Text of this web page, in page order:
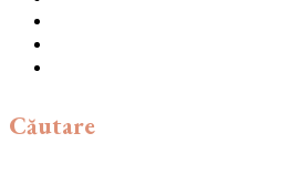
Căutare